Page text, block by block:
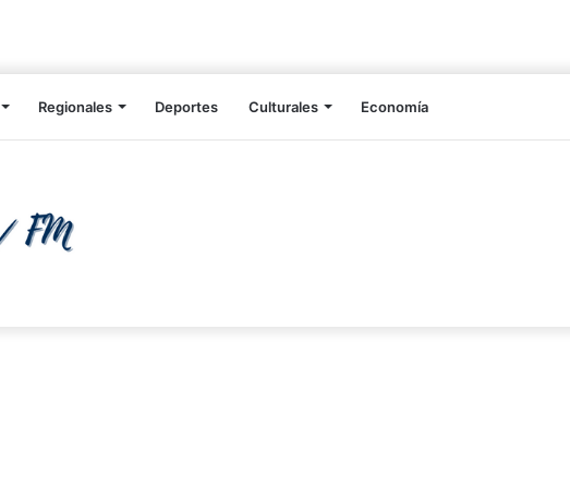
Regionales Deportes Culturales Economía